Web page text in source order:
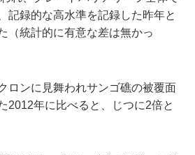
記録的な高水準を記録した昨年と
（統計的に有意な差は無かっ
ロンに見舞われサンゴ礁の被覆面
2012年に比べると、じつに2倍と